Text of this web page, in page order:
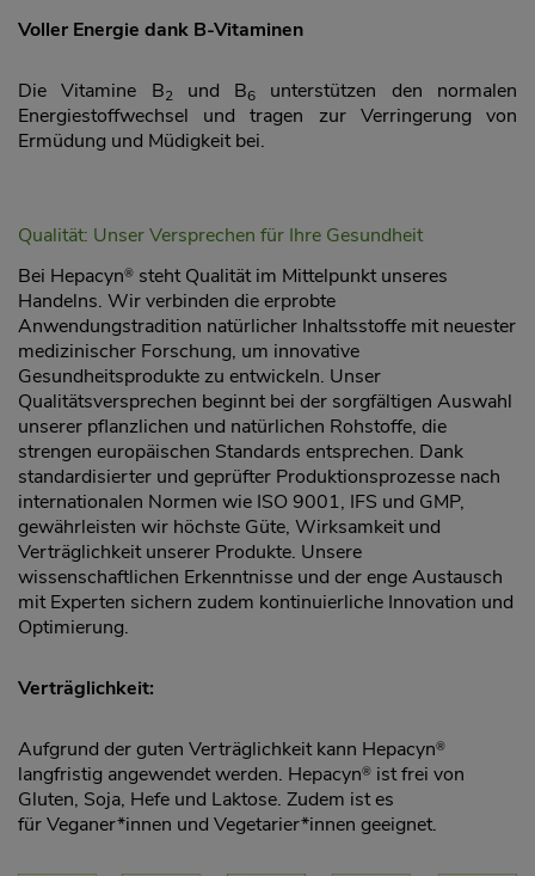
Voller Energie dank B-Vitaminen
Die Vitamine B2 und B6
unterstützen den normalen
Energiestoffwechsel und tragen zur Verringerung von
Ermüdung und Müdigkeit bei.
Qualität: Unser Versprechen für Ihre Gesundheit
Bei Hepacyn® steht Qualität im Mittelpunkt unseres
Handelns. Wir verbinden die erprobte
Anwendungstradition natürlicher Inhaltsstoffe mit neuester
medizinischer Forschung, um innovative
Gesundheitsprodukte zu entwickeln. Unser
Qualitätsversprechen beginnt bei der sorgfältigen Auswahl
unserer pflanzlichen und natürlichen Rohstoffe, die
strengen europäischen Standards entsprechen. Dank
standardisierter und geprüfter Produktionsprozesse nach
internationalen Normen wie ISO 9001, IFS und GMP,
gewährleisten wir höchste Güte, Wirksamkeit und
Verträglichkeit unserer Produkte. Unsere
wissenschaftlichen Erkenntnisse und der enge Austausch
mit Experten sichern zudem kontinuierliche Innovation und
Optimierung.
Verträglichkeit:
Aufgrund der guten Verträglichkeit kann Hepacyn®
langfristig angewendet werden. Hepacyn® ist frei von
Gluten, Soja, Hefe und Laktose. Zudem ist es
für Veganer*innen und Vegetarier*innen geeignet.